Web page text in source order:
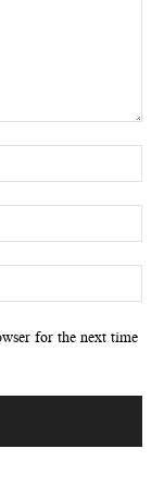
for the next time